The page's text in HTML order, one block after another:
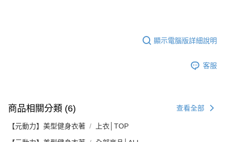
顯示電腦版詳細說明
客服
商品相關分類 (6) 查看全部
【元動力】美型健身衣著 上衣│TOP